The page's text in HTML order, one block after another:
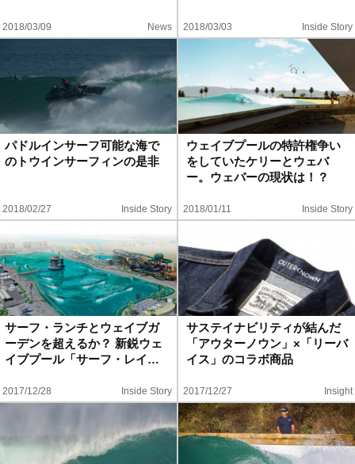
2018/03/09 News 2018/03/03 Inside Story
パドルインサーフ可能な海で
のトウインサーフィンの是非
2018/02/27 Inside Story
ウェイブプールの特許権争い
をしていたケリーとウェバ
ー。ウェバーの現状は！？
2018/01/11 Inside Story
サーフ・ランチとウェイブガ
ーデンを超えるか？ 新鋭ウェ
イブプール「サーフ・レイ…
2017/12/28 Inside Story
サステイナビリティが結んだ
「アウターノウン」×「リーバ
イス」のコラボ商品
2017/12/27 Insight
試合
ハウツー
ウェストジャパン
イベント・リリース
FOLLOW US ON